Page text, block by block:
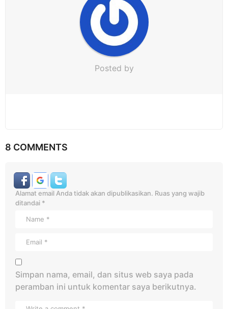
Posted by
8 COMMENTS
Alamat email Anda tidak akan dipublikasikan. Ruas yang wajib
ditandai *
Simpan nama, email, dan situs web saya pada
peramban ini untuk komentar saya berikutnya.